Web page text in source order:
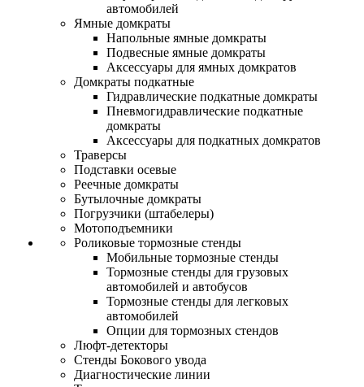
автомобилей
Ямные домкраты
Напольные ямные домкраты
Подвесные ямные домкраты
Аксессуары для ямных домкратов
Домкраты подкатные
Гидравлические подкатные домкраты
Пневмогидравлические подкатные
домкраты
Аксессуары для подкатных домкратов
Траверсы
Подставки осевые
Реечные домкраты
Бутылочные домкраты
Погрузчики (штабелеры)
Мотоподъемники
Роликовые тормозные стенды
Мобильные тормозные стенды
Тормозные стенды для грузовых
автомобилей и автобусов
Тормозные стенды для легковых
автомобилей
Опции для тормозных стендов
Люфт-детекторы
Стенды Бокового увода
Диагностические линии